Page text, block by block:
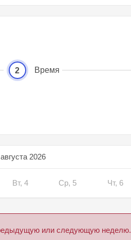
2 Время
2026
Вт, 4 Ср, 5 Чт, 6
или следующую неделю.